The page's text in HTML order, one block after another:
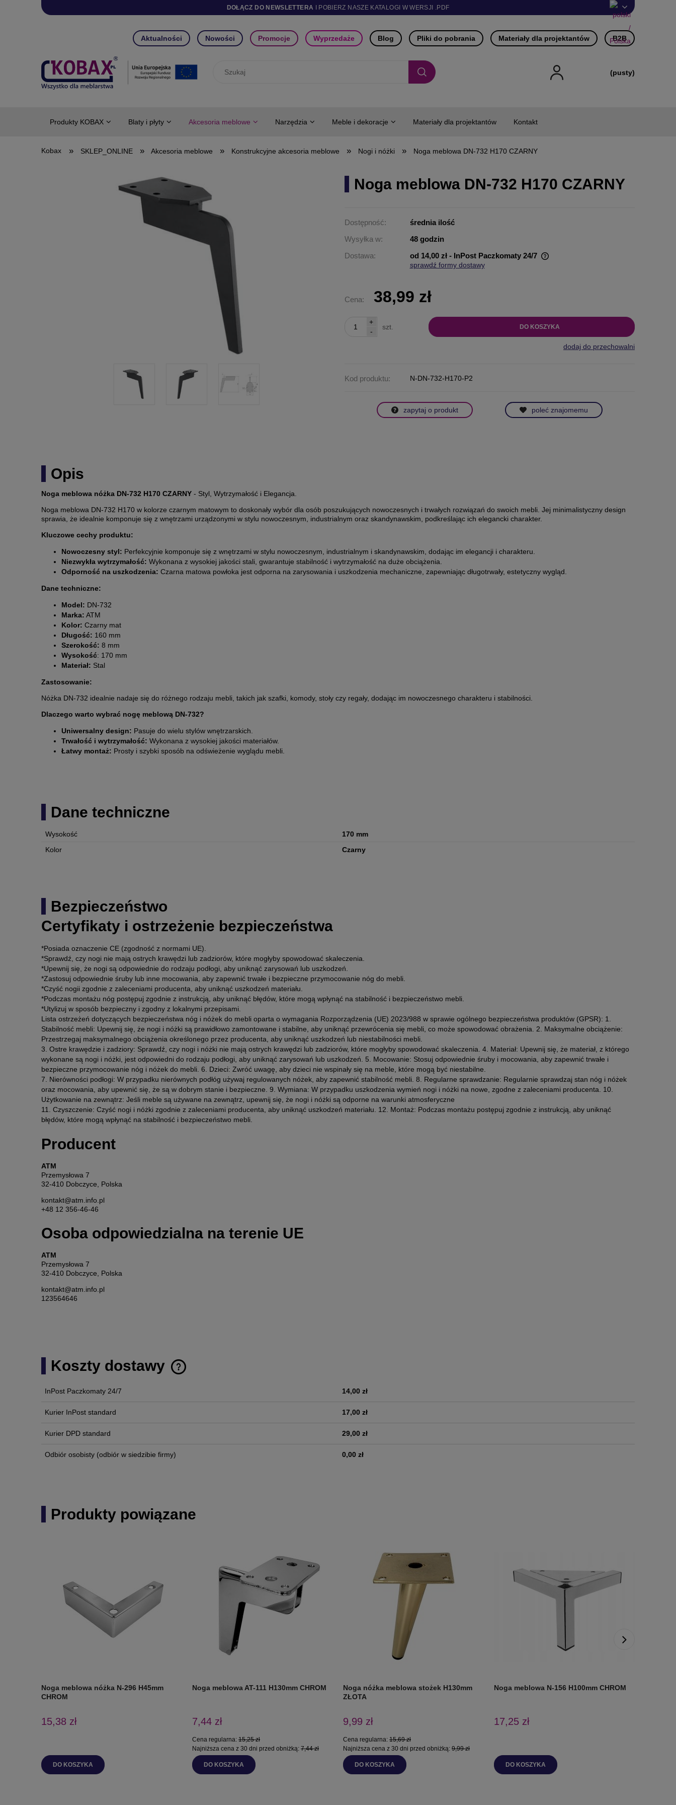
DOŁĄCZ DO NEWSLETTERA I POBIERZ NASZE KATALOGI W WERSJI .PDF
Aktualności Nowości Promocje Wyprzedaże Blog Pliki do pobrania Materiały dla projektantów B2B
(pusty)
Produkty KOBAX Blaty i płyty Akcesoria meblowe Narzędzia Meble i dekoracje Materiały dla projektantów Kontakt
» SKLEP_ONLINE » Akcesoria meblowe » Konstrukcyjne akcesoria meblowe » Nogi i nóżki » Noga meblowa DN-732 H170 CZARNY
Noga meblowa DN-732 H170 CZARNY
Dostępność:
średnia ilość
Wysyłka w:
48 godzin
Dostawa:
od 14,00 zł - InPost Paczkomaty 24/7
sprawdź formy dostawy
Cena: 38,99 zł
-
+
szt. DO KOSZYKA
dodaj do przechowalni
Kod produktu: N-DN-732-H170-P2
zapytaj o produkt poleć znajomemu
Opis
Noga meblowa nóżka DN-732 H170 CZARNY - Styl, Wytrzymałość i Elegancja.
Noga meblowa DN-732 H170 w kolorze czarnym matowym to doskonały wybór dla osób poszukujących nowoczesnych i trwałych rozwiązań do swoich mebli. Jej minimalistyczny design
sprawia, że idealnie komponuje się z wnętrzami urządzonymi w stylu nowoczesnym, industrialnym oraz skandynawskim, podkreślając ich elegancki charakter.
Kluczowe cechy produktu:
Nowoczesny styl: Perfekcyjnie komponuje się z wnętrzami w stylu nowoczesnym, industrialnym i skandynawskim, dodając im elegancji i charakteru.
Niezwykła wytrzymałość: Wykonana z wysokiej jakości stali, gwarantuje stabilność i wytrzymałość na duże obciążenia.
Odporność na uszkodzenia: Czarna matowa powłoka jest odporna na zarysowania i uszkodzenia mechaniczne, zapewniając długotrwały, estetyczny wygląd.
Dane techniczne:
Model: DN-732
Marka: ATM
Kolor: Czarny mat
Długość: 160 mm
Szerokość: 8 mm
Wysokość: 170 mm
Materiał: Stal
Zastosowanie:
Nóżka DN-732 idealnie nadaje się do różnego rodzaju mebli, takich jak szafki, komody, stoły czy regały, dodając im nowoczesnego charakteru i stabilności.
Dlaczego warto wybrać nogę meblową DN-732?
Uniwersalny design: Pasuje do wielu stylów wnętrzarskich.
Trwałość i wytrzymałość: Wykonana z wysokiej jakości materiałów.
Łatwy montaż: Prosty i szybki sposób na odświeżenie wyglądu mebli.
Dane techniczne
Wysokość
170 mm
Kolor
Czarny
Bezpieczeństwo
Certyfikaty i ostrzeżenie bezpieczeństwa
*Posiada oznaczenie CE (zgodność z normami UE).
*Sprawdź, czy nogi nie mają ostrych krawędzi lub zadziorów, które mogłyby spowodować skaleczenia.
*Upewnij się, że nogi są odpowiednie do rodzaju podłogi, aby uniknąć zarysowań lub uszkodzeń.
*Zastosuj odpowiednie śruby lub inne mocowania, aby zapewnić trwałe i bezpieczne przymocowanie nóg do mebli.
*Czyść nogii zgodnie z zaleceniami producenta, aby uniknąć uszkodzeń materiału.
*Podczas montażu nóg postępuj zgodnie z instrukcją, aby uniknąć błędów, które mogą wpłynąć na stabilność i bezpieczeństwo mebli.
*Utylizuj w sposób bezpieczny i zgodny z lokalnymi przepisami.
Lista ostrzeżeń dotyczących bezpieczeństwa nóg i nóżek do mebli oparta o wymagania Rozporządzenia (UE) 2023/988 w sprawie ogólnego bezpieczeństwa produktów (GPSR): 1.
Stabilność mebli: Upewnij się, że nogi i nóżki są prawidłowo zamontowane i stabilne, aby uniknąć przewrócenia się mebli, co może spowodować obrażenia. 2. Maksymalne obciążenie:
Przestrzegaj maksymalnego obciążenia określonego przez producenta, aby uniknąć uszkodzeń lub niestabilności mebli.
3. Ostre krawędzie i zadziory: Sprawdź, czy nogi i nóżki nie mają ostrych krawędzi lub zadziorów, które mogłyby spowodować skaleczenia. 4. Materiał: Upewnij się, że materiał, z którego
wykonane są nogi i nóżki, jest odpowiedni do rodzaju podłogi, aby uniknąć zarysowań lub uszkodzeń. 5. Mocowanie: Stosuj odpowiednie śruby i mocowania, aby zapewnić trwałe i
bezpieczne przymocowanie nóg i nóżek do mebli. 6. Dzieci: Zwróć uwagę, aby dzieci nie wspinały się na meble, które mogą być niestabilne.
7. Nierówności podłogi: W przypadku nierównych podłóg używaj regulowanych nóżek, aby zapewnić stabilność mebli. 8. Regularne sprawdzanie: Regularnie sprawdzaj stan nóg i nóżek
oraz mocowania, aby upewnić się, że są w dobrym stanie i bezpieczne. 9. Wymiana: W przypadku uszkodzenia wymień nogi i nóżki na nowe, zgodne z zaleceniami producenta. 10.
Użytkowanie na zewnątrz: Jeśli meble są używane na zewnątrz, upewnij się, że nogi i nóżki są odporne na warunki atmosferyczne
11. Czyszczenie: Czyść nogi i nóżki zgodnie z zaleceniami producenta, aby uniknąć uszkodzeń materiału. 12. Montaż: Podczas montażu postępuj zgodnie z instrukcją, aby uniknąć
błędów, które mogą wpłynąć na stabilność i bezpieczeństwo mebli.
Producent
ATM
Przemysłowa 7
32-410 Dobczyce, Polska
kontakt@atm.info.pl
+48 12 356-46-46
Osoba odpowiedzialna na terenie UE
ATM
Przemysłowa 7
32-410 Dobczyce, Polska
kontakt@atm.info.pl
123564646
Koszty dostawy
InPost Paczkomaty 24/7 14,00 zł
Kurier InPost standard 17,00 zł
Kurier DPD standard 29,00 zł
Odbiór osobisty (odbiór w siedzibie firmy) 0,00 zł
Produkty powiązane
Noga meblowa nóżka N-296 H45mm
CHROM
15,38 zł
DO KOSZYKA
Noga meblowa AT-111 H130mm CHROM
7,44 zł
Cena regularna: 15,25 zł
Najniższa cena z 30 dni przed obniżką: 7,44 zł
DO KOSZYKA
Noga nóżka meblowa stożek H130mm
ZŁOTA
9,99 zł
Cena regularna: 15,69 zł
Najniższa cena z 30 dni przed obniżką: 9,99 zł
DO KOSZYKA
Noga meblowa N-156 H100mm CHROM
17,25 zł
DO KOSZYKA